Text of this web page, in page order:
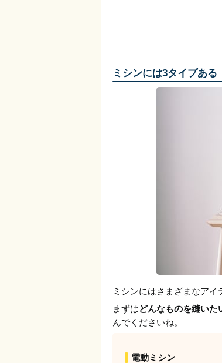
ミシンには3タイプある
ミシンにはさまざまなアイ
まずはどんなものを縫いた
んでくださいね。
電動ミシン